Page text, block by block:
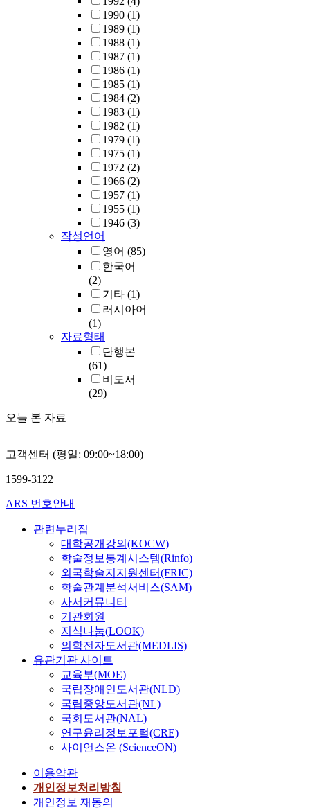
1990 (1)
1989 (1)
1988 (1)
1987 (1)
1986 (1)
1985 (1)
1984 (2)
1983 (1)
1982 (1)
1979 (1)
1975 (1)
1972 (2)
1966 (2)
1957 (1)
1955 (1)
1946 (3)
작성언어
영어 (85)
한국어
(2)
기타 (1)
러시아어
(1)
자료형태
단행본
(61)
비도서
(29)
오늘 본 자료
고객센터 (평일: 09:00~18:00)
1599-3122
ARS 번호안내
관련누리집
대학공개강의(KOCW)
학술정보통계시스템(Rinfo)
외국학술지지원센터(FRIC)
학술관계분석서비스(SAM)
사서커뮤니티
기관회원
지식나눔(LOOK)
의학전자도서관(MEDLIS)
유관기관 사이트
교육부(MOE)
국립장애인도서관(NLD)
국립중앙도서관(NL)
국회도서관(NAL)
연구윤리정보포털(CRE)
사이언스온 (ScienceON)
이용약관
개인정보처리방침
개인정보 재동의